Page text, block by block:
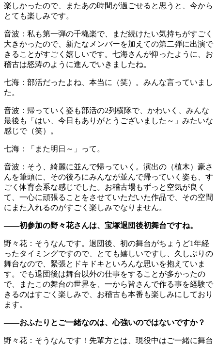
楽しかったので、またあの時間が過ごせると思うと、今から
とても楽しみです。
音波：私も第一弾の千穐楽で、まだ続けたい気持ちがすごく
大きかったので、新たなメンバーを加えての第二弾に出演で
きることがすごく嬉しいです。七海さんが仰ったように、お
稽古は怒涛のように進んでいきましたね。
七海：部活だったよね、本当に（笑）。みんな言っていまし
た。
音波：帰っていく姿も部活の2列横隊で、かわいく、みんな
最後も「はい、今日もありがとうございました～」みたいな
感じで（笑）。
七海：「また明日～」って。
音波：そう、綺麗に並んで帰っていく。演出の（植木）豪さ
んを筆頭に、その後ろにみんなが並んで帰っていく姿も、す
ごく体育会系な感じでした。お稽古場もずっと空気が良く
て、一心に頑張ることをさせていただいた作品で、その空間
にまた入れるのがすごく楽しみでなりません。
――初参加の野々花さんは、 宝塚退団後初舞台ですね。
野々花：そうなんです。退団後、初の舞台がちょうど1年経
ったタイミングですので、とても嬉しいですし、久しぶりの
舞台なので、緊張とドキドキといろんな思いを抱えていま
す。でも退団後は舞台以外の仕事をすることが多かったの
で、またこの舞台の世界を、一から皆さんで作る事を経験で
きるのはすごく楽しみで、お稽古も本番も楽しみにしており
ます。
――おふたりとご一緒なのは、心強いのではないですか？
野々花：そうなんです！先輩方とは、現役中はご一緒に舞台